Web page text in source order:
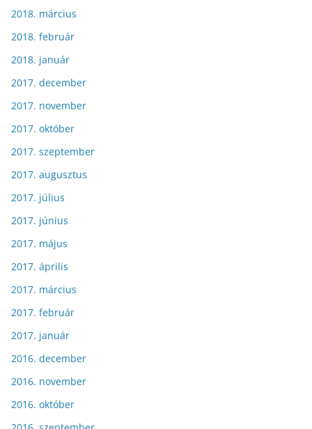
2018. március
2018. február
2018. január
2017. december
2017. november
2017. október
2017. szeptember
2017. augusztus
2017. július
2017. június
2017. május
2017. április
2017. március
2017. február
2017. január
2016. december
2016. november
2016. október